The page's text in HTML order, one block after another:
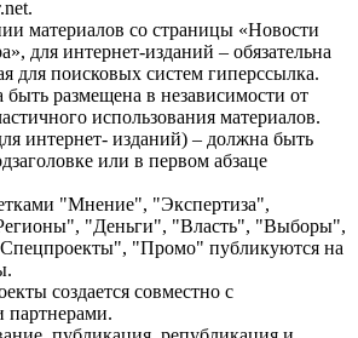
материалов со страницы «Новости
для интернет-изданий – обязательна
для поисковых систем гиперссылка.
размещена в независимости от
использования материалов.
интернет- изданий) – должна быть
или в первом абзаце
"Мнение", "Экспертиза",
"Деньги", "Власть", "Выборы",
"Промо" публикуются на
создается совместно с
партнерами.